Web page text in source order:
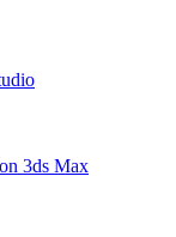
3ds Max